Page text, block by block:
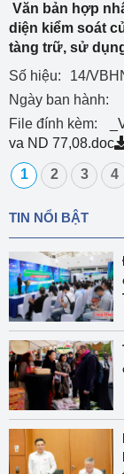
Văn bản hợp
diện kiểm soát
tàng trữ, sử
Số hiệu:
14/
Ngày ban hành:
File đính kèm:
va ND 77,08.doc
1 2 3 4
TIN NỔI BẬT